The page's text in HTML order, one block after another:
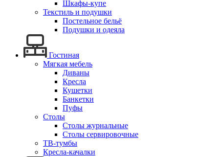
Шкафы-купе
Текстиль и подушки
Постельное бельё
Подушки и одеяла
Гостиная
Мягкая мебель
Диваны
Кресла
Кушетки
Банкетки
Пуфы
Столы
Столы журнальные
Столы сервировочные
ТВ-тумбы
Кресла-качалки